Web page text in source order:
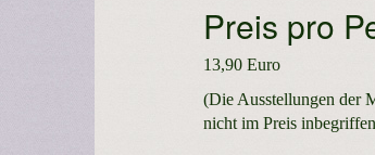
Preis pro
13,90 Euro
(Die Ausstellungen der
nicht im Preis